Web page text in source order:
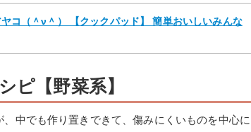
コ（＾ν＾） 【クックパッド】 簡単おいしいみんな
ピ【野菜系】
中でも作り置きできて、傷みにくいものを中心に